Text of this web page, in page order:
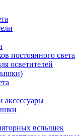
постоянного света
осветителей
вспышек